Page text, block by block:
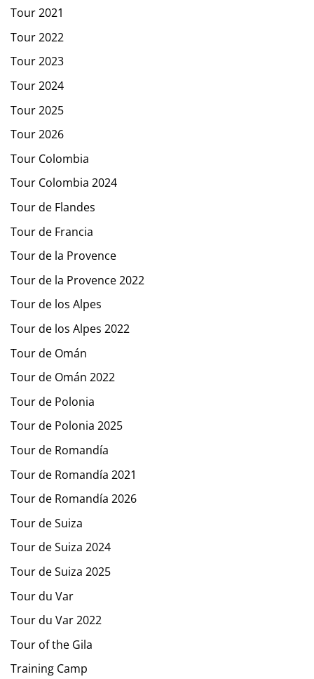
Tour 2021
Tour 2022
Tour 2023
Tour 2024
Tour 2025
Tour 2026
Tour Colombia
Tour Colombia 2024
Tour de Flandes
Tour de Francia
Tour de la Provence
Tour de la Provence 2022
Tour de los Alpes
Tour de los Alpes 2022
Tour de Omán
Tour de Omán 2022
Tour de Polonia
Tour de Polonia 2025
Tour de Romandía
Tour de Romandía 2021
Tour de Romandía 2026
Tour de Suiza
Tour de Suiza 2024
Tour de Suiza 2025
Tour du Var
Tour du Var 2022
Tour of the Gila
Training Camp